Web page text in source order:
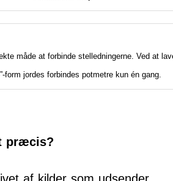
måde at forbinde stelledningerne. Ved at
form jordes forbindes potmetre kun én gang.
præcis?